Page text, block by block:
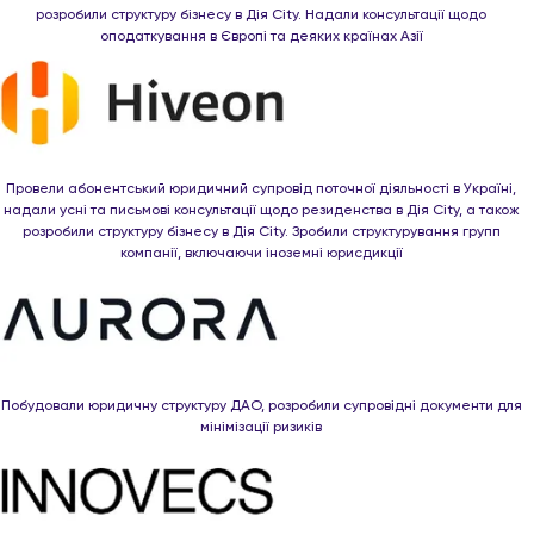
розробили структуру бізнесу в Дія City. Надали консультації щодо
оподаткування в Європі та деяких країнах Азії
Провели абонентський юридичний супровід поточної діяльності в Україні,
надали усні та письмові консультації щодо резиденства в Дія City, а також
розробили структуру бізнесу в Дія City. Зробили структурування групп
компанії, включаючи іноземні юрисдикції
Побудовали юридичну структуру ДАО, розробили супровідні документи для
мінімізації ризиків